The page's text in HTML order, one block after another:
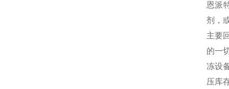
恩派
剂，
主要
的一
冻设
压库